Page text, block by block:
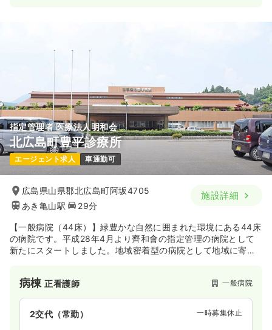
指定管理者 医療法人明和会
北広島町豊平診療所
エージェント求人 車通勤可
広島県山県郡北広島町阿坂4705
あき亀山駅
29分
施設詳細
【一般病院（44床）】緑豊かな自然に囲まれた環境にある44床
の病院です。平成28年4月より齊和會の指定管理の病院として
新たにスタートしました。地域密着型の病院として地域に寄り
幅広く貢献している病院です。
病棟正看護師 一般病院
2交代（常勤） 一時募集休止